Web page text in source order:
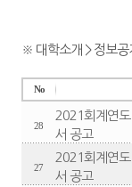
※ 대학소개 > 정보공
No
28
2021회계연
서 공고
27
2021회계연
서 공고